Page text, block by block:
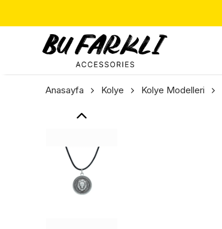
Anasayfa Kolye Kolye Modelleri